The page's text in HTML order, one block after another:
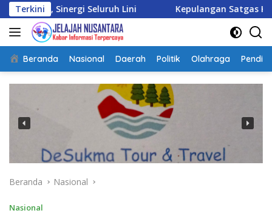
Langsung
ke
konten
Terkini
Seluruh Lini Kepulangan Satgas Kizi TNI
Beranda Nasional Daerah Politik Olahraga
Beranda Nasional
Nasional